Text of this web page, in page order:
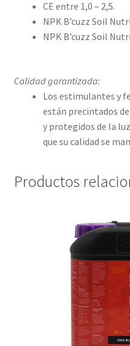
CE entre 1,0 – 2,5.
NPK B’cuzz Soil
NPK B’cuzz Soil
Calidad garantizada:
Los estimulantes y
están precintados
y protegidos de la
que su calidad se
Productos